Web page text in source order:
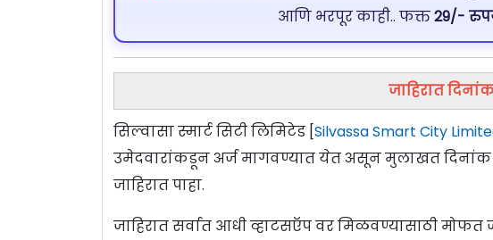
आणि भरपूर काही.. फक्त29/-
जाहिरात
सिल्वासा स्मार्ट सिटी लिमिटेड [Silvassa Smart City
उमेदवारांकडून अर्ज मागवण्यात येत असून मुलाखत दिनांक
जाहिरात पाहा.
जाहिरात सर्वात आधी व्हाटसऍप वर मिळवण्यासाठी मोफत